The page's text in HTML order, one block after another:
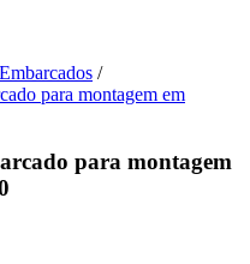
/
para montagem em
para montagem